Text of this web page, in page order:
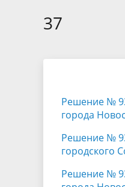
Отчет о работе
37
Решение №
города
Решение №
городского
Решение №